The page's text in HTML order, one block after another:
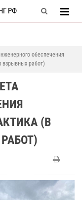
РФ
обеспечения
взрывных работ)
(В